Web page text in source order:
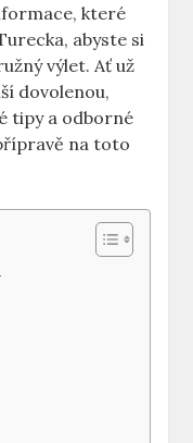
které
abyste si
výlet. Ať už
dovolenou,
tipy a odborné
na toto